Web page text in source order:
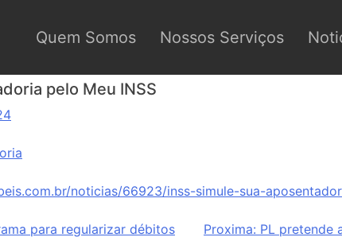
Quem Somos Nossos Serviços
pelo Meu INSS
noticias/66923/inss-simule-sua-
para regularizar débitos
Proxima: PL pretende